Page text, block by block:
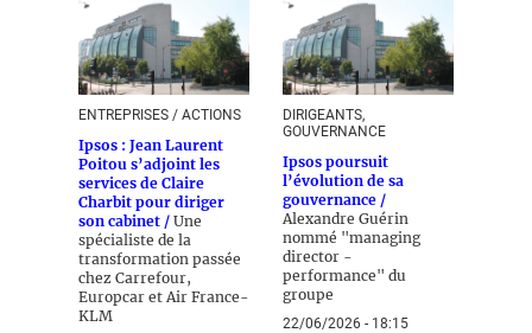
ENTREPRISES / ACTIONS
Ipsos : Jean Laurent
Poitou s’adjoint les
services de Claire
Charbit pour diriger
son cabinet / Une
spécialiste de la
transformation passée
chez Carrefour,
Europcar et Air France-
KLM
DIRIGEANTS,
GOUVERNANCE
Ipsos poursuit
l’évolution de sa
gouvernance /
Alexandre Guérin
nommé "managing
director -
performance" du
groupe
22/06/2026 - 18:15